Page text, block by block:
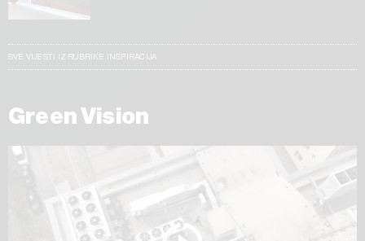
SVE VIJESTI IZ RUBRIKE INSPIRACIJA
Green Vision